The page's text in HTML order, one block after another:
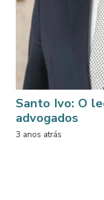
Santo Ivo: O
advogados
3 anos atrás